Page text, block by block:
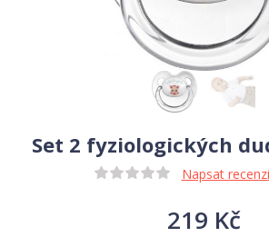
Set 2 fyziologických
Napsat recenzi
219 Kč